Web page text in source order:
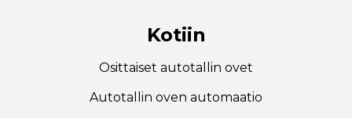
Kotiin
Osittaiset autotallin ovet
Autotallin oven automaatio